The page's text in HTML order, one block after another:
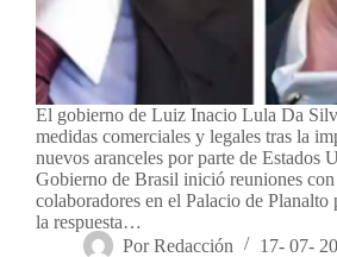
El gobierno de Luiz Inacio Lula Da
medidas comerciales y legales tras la
nuevos aranceles por parte de Estados
Gobierno de Brasil inició reuniones
colaboradores en el Palacio de Planalto
la respuesta…
Por Redacción 17- 07-